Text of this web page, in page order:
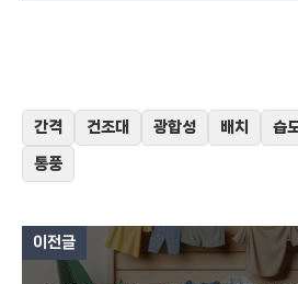
간격 건조대 광합성 배치 습
통풍
이전글